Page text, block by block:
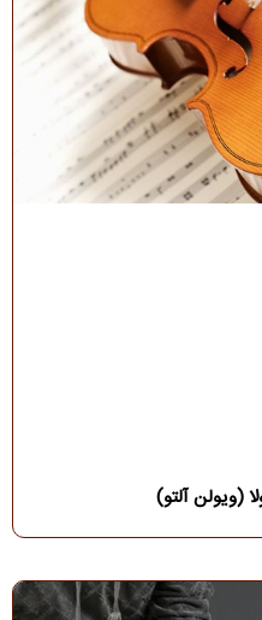
(ویولن آلتو)